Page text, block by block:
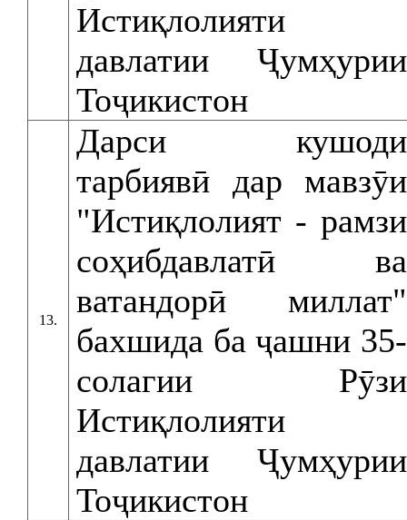
Истиқлолияти
давлатии Ҷумҳурии
Тоҷикистон
13.
Дарси кушоди
тарбиявӣ дар мавзӯи
"Истиқлолият - рамзи
соҳибдавлатӣ ва
ватандорӣ миллат"
бахшида ба ҷашни 35-
солагии Рӯзи
Истиқлолияти
давлатии Ҷумҳурии
Тоҷикистон